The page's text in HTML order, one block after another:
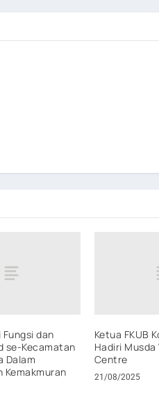
dan
se-Kecamatan
Dalam
Kemakmuran
Ketua FKUB
Hadiri Musda
Centre
21/08/2025